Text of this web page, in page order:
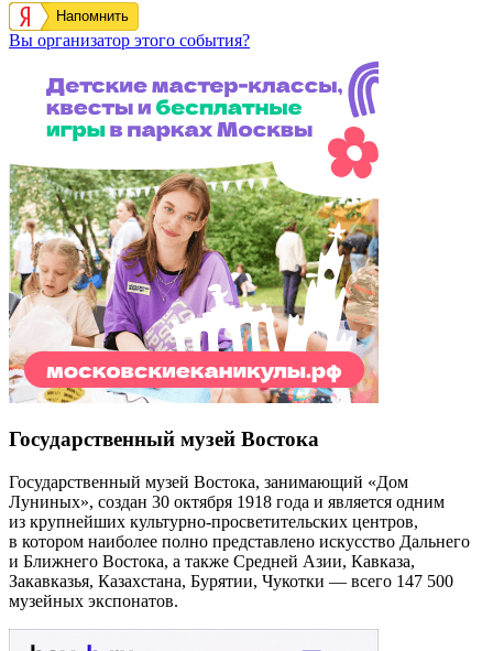
Напомнить
Вы организатор этого события?
Государственный музей Востока
Государственный музей Востока, занимающий «Дом
Луниных», создан 30 октября 1918 года и является одним
из крупнейших культурно-просветительских центров,
в котором наиболее полно представлено искусство Дальнего
и Ближнего Востока, а также Средней Азии, Кавказа,
Закавказья, Казахстана, Бурятии, Чукотки — всего 147 500
музейных экспонатов.